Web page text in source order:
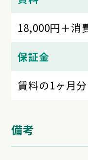
18,000円＋消
保証金
賃料の1ヶ月分
備考